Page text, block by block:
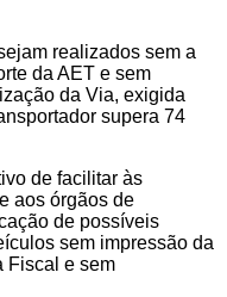
realizados sem a
da AET e sem
da Via, exigida
supera 74
de facilitar às
aos órgãos de
de possíveis
sem impressão da
Fiscal e sem